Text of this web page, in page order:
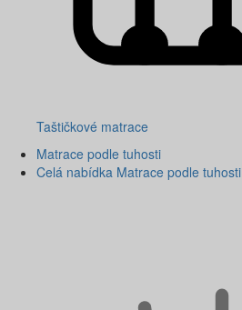
Taštičkové matrace
Matrace podle tuhosti
Celá nabídka Matrace podle tuhosti